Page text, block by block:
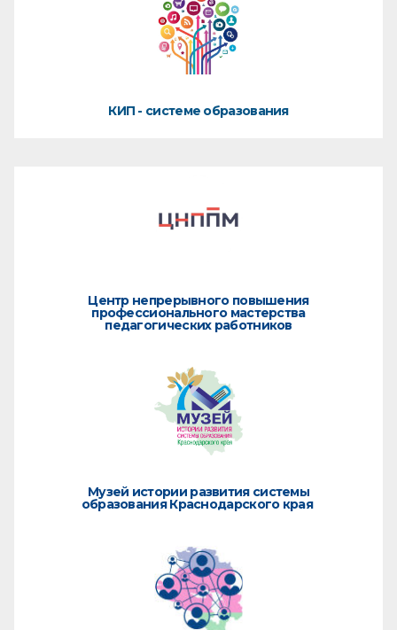
КИП - системе образования
Центр непрерывного повышения
профессионального мастерства
педагогических работников
Музей истории развития системы
образования Краснодарского края